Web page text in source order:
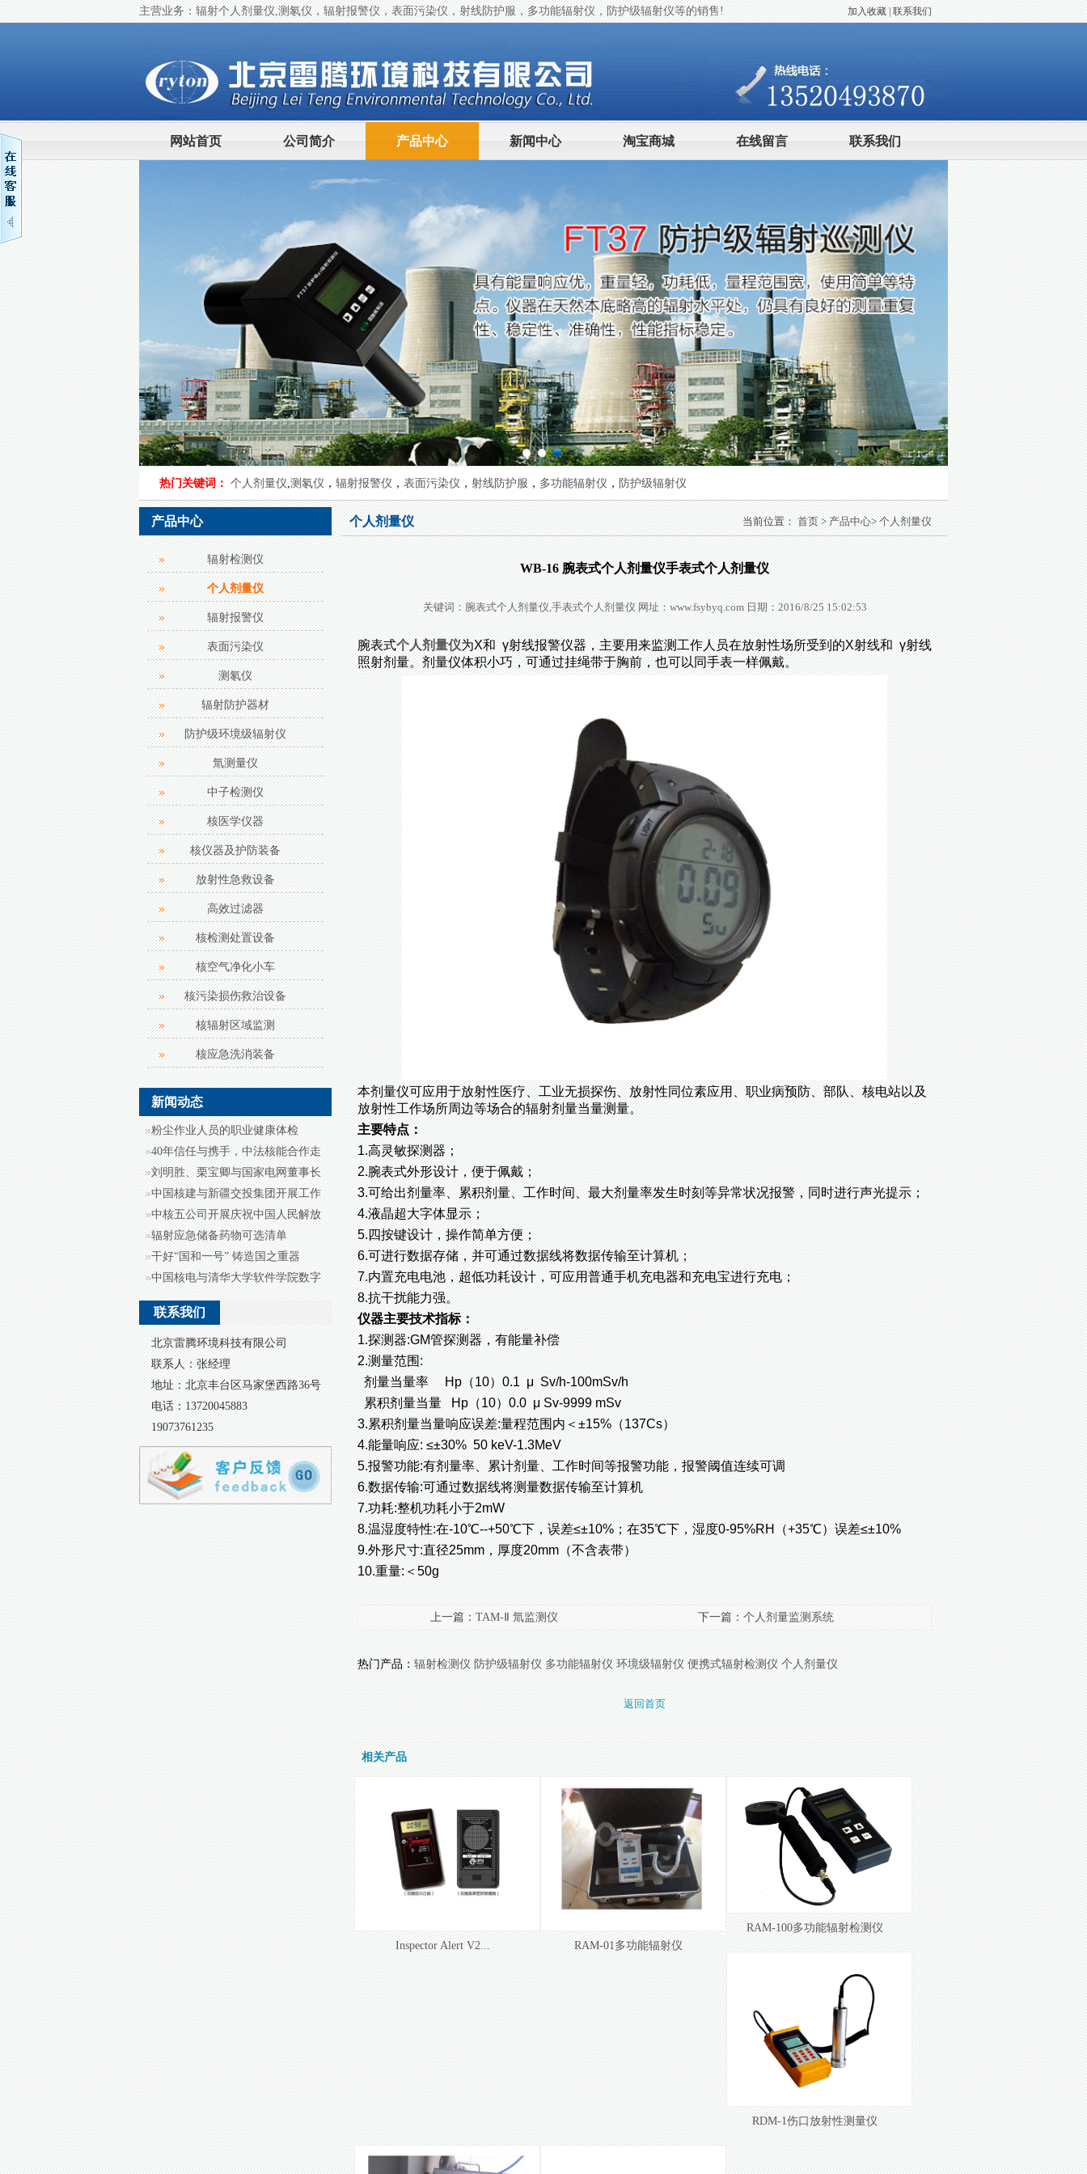
主营业务：辐射个人剂量仪,测氡仪，辐射报警仪，表面污染仪，射线防护服，多功能辐射仪，防护级辐射仪等的销售! 加入收藏|联系我们
网站首页 公司简介 产品中心 新闻中心 淘宝商城 在线留言 联系我们
1 2 3
热门关键词： 个人剂量仪,测氡仪 ， 辐射报警仪 ， 表面污染仪 ， 射线防护服 ， 多功能辐射仪 ， 防护级辐射仪
产品中心
辐射检测仪
个人剂量仪
辐射报警仪
表面污染仪
测氡仪
辐射防护器材
防护级环境级辐射仪
氚测量仪
中子检测仪
核医学仪器
核仪器及护防装备
放射性急救设备
高效过滤器
核检测处置设备
核空气净化小车
核污染损伤救治设备
核辐射区域监测
核应急洗消装备
新闻动态
粉尘作业人员的职业健康体检
40年信任与携手，中法核能合作走
向“...
刘明胜、栗宝卿与国家电网董事长
辛保安...
中国核建与新疆交投集团开展工作
交流
中核五公司开展庆祝中国人民解放
军成立...
辐射应急储备药物可选清单
干好“国和一号” 铸造国之重器
中国核电与清华大学软件学院数字
核电技...
联系我们
北京雷腾环境科技有限公司
联系人：张经理
地址：北京丰台区马家堡西路36号
电话：13720045883
19073761235
个人剂量仪 当前位置：首页>产品中心>个人剂量仪
WB-16 腕表式个人剂量仪手表式个人剂量仪
关键词：腕表式个人剂量仪,手表式个人剂量仪 网址：www.fsybyq.com 日期：2016/8/25 15:02:53
腕表式个人剂量仪为X和 γ射线报警仪器，主要用来监测工作人员在放射性场所受到的X射线和 γ射线
照射剂量。剂量仪体积小巧，可通过挂绳带于胸前，也可以同手表一样佩戴。
本剂量仪可应用于放射性医疗、工业无损探伤、放射性同位素应用、职业病预防、部队、核电站以及
放射性工作场所周边等场合的辐射剂量当量测量。
主要特点：
1.高灵敏探测器；
2.腕表式外形设计，便于佩戴；
3.可给出剂量率、累积剂量、工作时间、最大剂量率发生时刻等异常状况报警，同时进行声光提示；
4.液晶超大字体显示；
5.四按键设计，操作简单方便；
6.可进行数据存储，并可通过数据线将数据传输至计算机；
7.内置充电电池，超低功耗设计，可应用普通手机充电器和充电宝进行充电；
8.抗干扰能力强。
仪器主要技术指标：
1.探测器:GM管探测器，有能量补偿
2.测量范围:
剂量当量率 Hp（10）0.1 μ Sv/h-100mSv/h
累积剂量当量 Hp（10）0.0 μ Sv-9999 mSv
3.累积剂量当量响应误差:量程范围内＜±15%（137Cs）
4.能量响应: ≤±30% 50 keV-1.3MeV
5.报警功能:有剂量率、累计剂量、工作时间等报警功能，报警阈值连续可调
6.数据传输:可通过数据线将测量数据传输至计算机
7.功耗:整机功耗小于2mW
8.温湿度特性:在-10℃--+50℃下，误差≤±10%；在35℃下，湿度0-95%RH（+35℃）误差≤±10%
9.外形尺寸:直径25mm，厚度20mm（不含表带）
10.重量:＜50g
上一篇： TAM-Ⅱ 氚监测仪 下一篇： 个人剂量监测系统
热门产品：辐射检测仪 防护级辐射仪 多功能辐射仪 环境级辐射仪 便携式辐射检测仪 个人剂量仪
返回首页
相关产品
Inspector Alert V2... RAM-01多功能辐射仪
RAM-100多功能辐射检测仪
RDM-1伤口放射性测量仪